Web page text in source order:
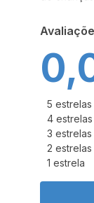
5 estrelas
4 estrelas
3 estrelas
2 estrelas
1 estrela